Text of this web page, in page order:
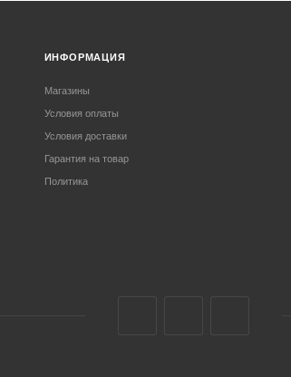
ИНФОРМАЦИЯ
Магазины
Условия оплаты
Условия доставки
Гарантия на товар
Политика